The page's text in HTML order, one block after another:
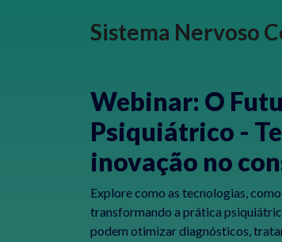
Sistema Nervoso
Webinar: O
Psiquiátrico -
inovação no
Explore como as tecnologias,
transformando a prática
podem otimizar diagnósticos,